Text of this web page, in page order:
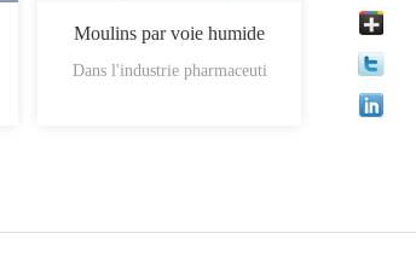
Moulins par voie humide
Dans l'industrie pharmaceuti Les